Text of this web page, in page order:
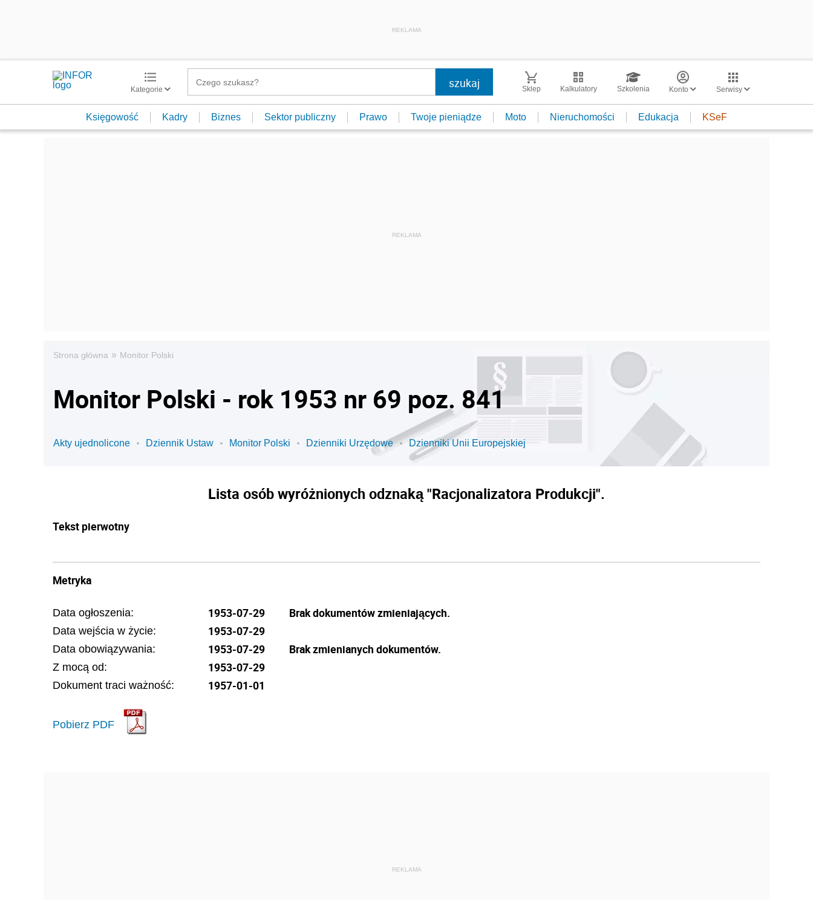
REKLAMA
Kategorie Sklep Kalkulatory Szkolenia Konto Serwisy
Księgowość Kadry Biznes Sektor publiczny Prawo Twoje pieniądze Moto Nieruchomości Edukacja KSeF
Strona główna » Monitor Polski
Monitor Polski - rok 1953 nr 69 poz. 841
Akty ujednolicone Dziennik Ustaw Monitor Polski Dzienniki Urzędowe Dzienniki Unii Europejskiej
Lista osób wyróżnionych odznaką "Racjonalizatora Produkcji".
Tekst pierwotny
Metryka
Data ogłoszenia: 1953-07-29
Data wejścia w życie: 1953-07-29
Data obowiązywania: 1953-07-29
Z mocą od: 1953-07-29
Dokument traci ważność: 1957-01-01
Pobierz PDF
Brak dokumentów zmieniających.
Brak zmienianych dokumentów.